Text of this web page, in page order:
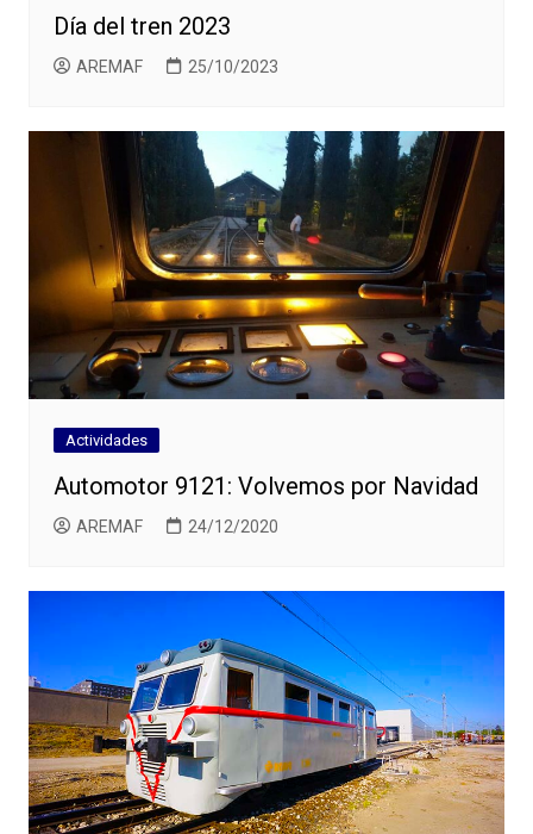
Día del tren 2023
AREMAF 25/10/2023
Actividades
Automotor 9121: Volvemos por Navidad
AREMAF 24/12/2020